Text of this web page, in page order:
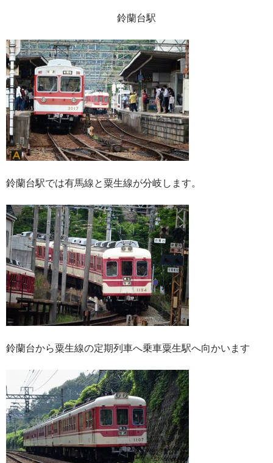
鈴蘭台駅
鈴蘭台駅では有馬線と粟生線が分岐します。
鈴蘭台から粟生線の定期列車へ乗車粟生駅へ向かいます